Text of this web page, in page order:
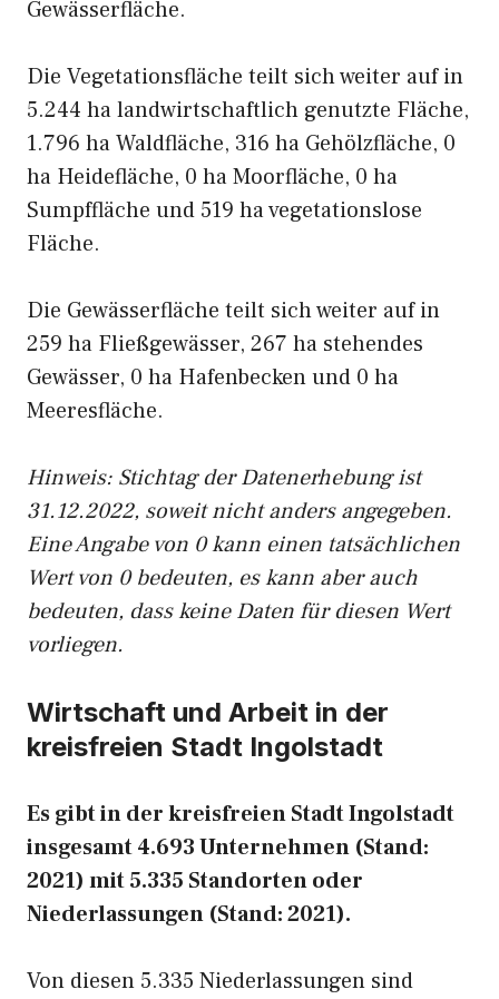
Gewässerfläche.
Die Vegetationsfläche teilt sich weiter auf in
5.244 ha landwirtschaftlich genutzte Fläche,
1.796 ha Waldfläche, 316 ha Gehölzfläche, 0
ha Heidefläche, 0 ha Moorfläche, 0 ha
Sumpffläche und 519 ha vegetationslose
Fläche.
Die Gewässerfläche teilt sich weiter auf in
259 ha Fließgewässer, 267 ha stehendes
Gewässer, 0 ha Hafenbecken und 0 ha
Meeresfläche.
Hinweis: Stichtag der Datenerhebung ist
31.12.2022, soweit nicht anders angegeben.
Eine Angabe von 0 kann einen tatsächlichen
Wert von 0 bedeuten, es kann aber auch
bedeuten, dass keine Daten für diesen Wert
vorliegen.
Wirtschaft und Arbeit in der
kreisfreien Stadt Ingolstadt
Es gibt in der kreisfreien Stadt Ingolstadt
insgesamt 4.693 Unternehmen (Stand:
2021) mit 5.335 Standorten oder
Niederlassungen (Stand: 2021).
Von diesen 5.335 Niederlassungen sind